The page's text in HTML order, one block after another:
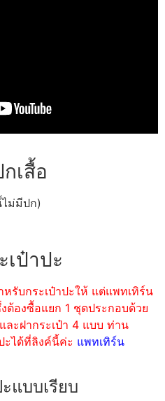
เสื้อ
ม่มีปก)
เป๋าปะ
รับกระเป๋าปะให้ แต่แพทเทิร์น
ต้องซื้อแยก 1 ชุดประกอบด้วย
ละฝากระเป๋า 4 แบบ ท่าน
ะได้ที่ลิงค์นี้ค่ะ แพทเทิร์น
แบบเรียบ